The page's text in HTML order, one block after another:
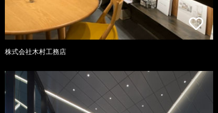
株式会社木村工務店